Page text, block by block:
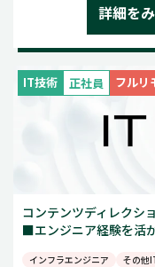
詳細を
IT技術 正社員 フルリ
コンテンツディレクシ
■エンジニア経験を活
インフラエンジニア
その他